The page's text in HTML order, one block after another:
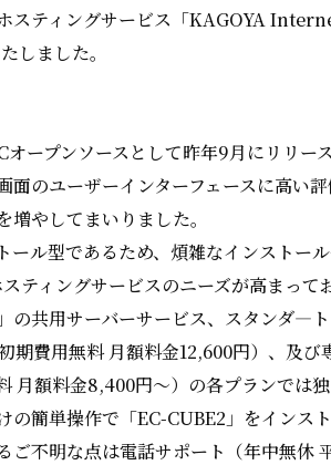
スティングサービス「KAGOYA
しました。
オープンソースとして昨年9月にリリー
面のユーザーインターフェースに高い
やしてまいりました。
ール型であるため、煩雑なインストー
ティングサービスのニーズが高まって
の共用サーバーサービス、スタンダ―
期費用無料 月額料金12,600円）、及び
月額料金8,400円～）の各プランでは
の簡単操作で「EC-CUBE2」をインス
ご不明な点は電話サポート（年中無休